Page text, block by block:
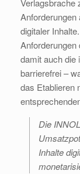
Verlagsbrache
Anforderungen
digitaler
damit auch die
barrierefrei –
das Etablieren
Die
Inhalte